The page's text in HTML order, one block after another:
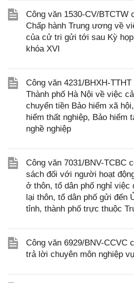
Công văn 1530-CV/BTCTW
Chấp hành Trung ương về
của cử tri gửi tới sau Kỳ
khóa XVI
Công văn 4231/BHXH-
Thành phố Hà Nội về việc
chuyển tiền Bảo hiểm xã
hiểm thất nghiệp, Bảo hiểm
nghề nghiệp
Công văn 7031/BNV-TCBC
sách đối với người hoạt
ở thôn, tổ dân phố nghỉ việc
lại thôn, tổ dân phố gửi đến
tỉnh, thành phố trực thuộc
Công văn 6929/BNV-CCVC
trả lời chuyên môn nghiệp vụ